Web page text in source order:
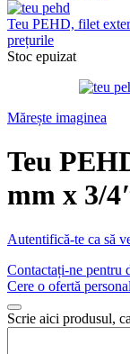
Teu PEHD, filet
prețurile
Stoc epuizat
Mărește imaginea
Teu
mm x 3/
Autentifică-te ca să
Contactați-ne pentru
Cere o ofertă
Your
Scrie aici produsul,